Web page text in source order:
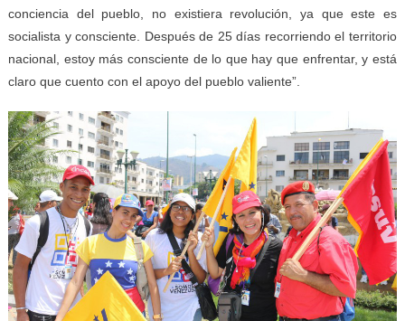
conciencia del pueblo, no existiera revolución, ya que este es
socialista y consciente. Después de 25 días recorriendo el territorio
nacional, estoy más consciente de lo que hay que enfrentar, y está
claro que cuento con el apoyo del pueblo valiente”.